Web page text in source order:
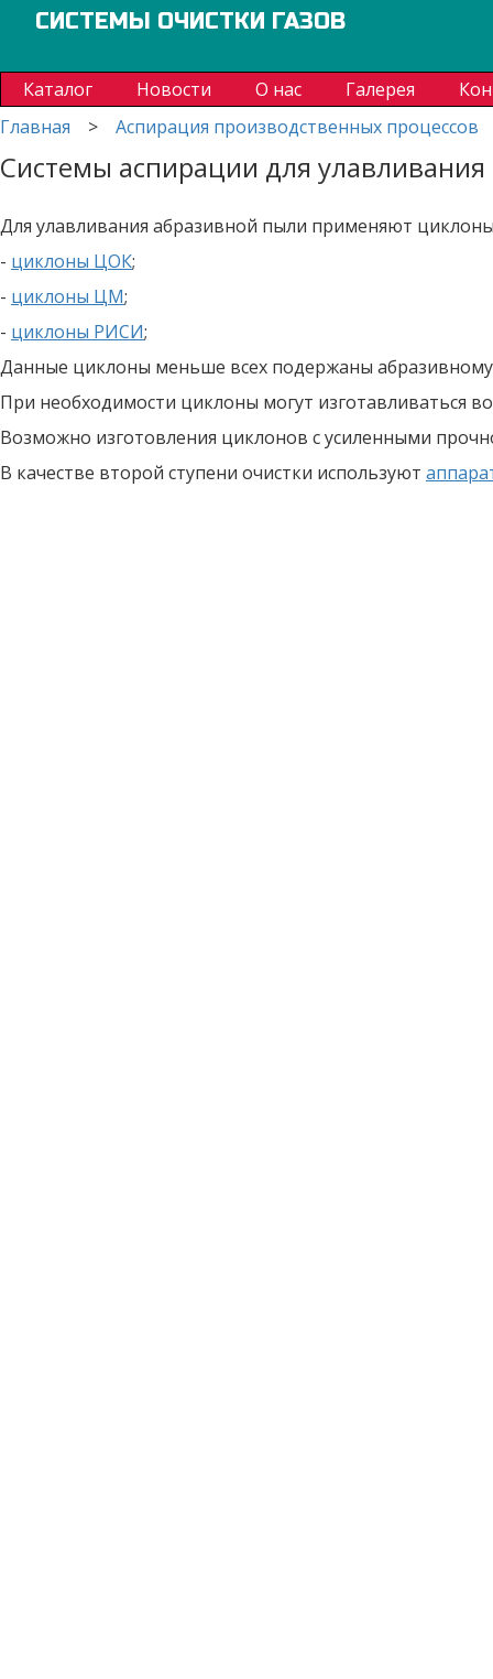
СИСТЕМЫ ОЧИСТКИ ГАЗОВ
Каталог Новости О нас Галерея
Главная
> Аспирация производственных процессов
Системы аспирации для
Для улавливания абразивной пыли применяют
- циклоны ЦОК;
- циклоны ЦМ;
- циклоны РИСИ;
Данные циклоны меньше всех подержаны
При необходимости циклоны могут изготавливаться
Возможно изготовления циклонов с усиленными
В качестве второй ступени очистки используют